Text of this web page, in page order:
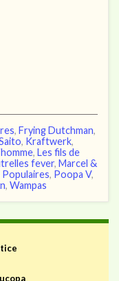
, Frying Dutchman,
, Kraftwerk,
, Les fils de
fever, Marcel &
, Poopa V,
, Wampas